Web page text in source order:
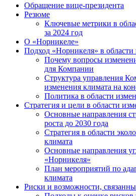
Обращение вице-президента
Резюме
Ключевые метрики в
за 2024 год
О «Норникеле»
Подход «Норникеля» в области
Почему вопросы
для Компании
Структура управления
изменения климата на
Политика в области
Стратегия и цели в области
Основные направления
роста до 2030 года
Стратегия в области
климата
Основные направления
«Норникеля»
План мероприятий по
климата
Риски и возможности,